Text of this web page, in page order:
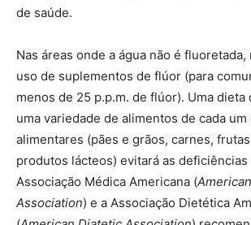
de saúde.
Nas áreas onde a água não é
uso de suplementos de flúor (para
menos de 25 p.p.m. de flúor). Uma dieta
uma variedade de alimentos de cada
alimentares (pães e grãos, carnes,
produtos lácteos) evitará as
Associação Médica Americana (
Association) e a Associação Dietética